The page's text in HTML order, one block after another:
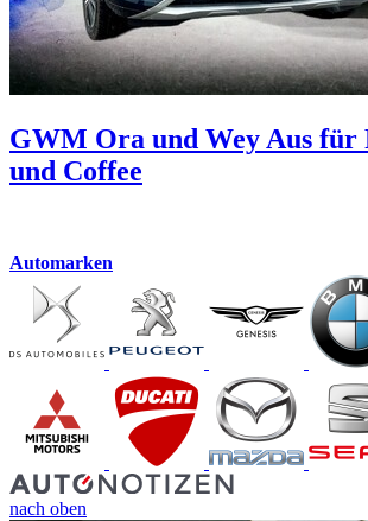
GWM Ora und Wey Aus für
und Coffee
Automarken
nach oben